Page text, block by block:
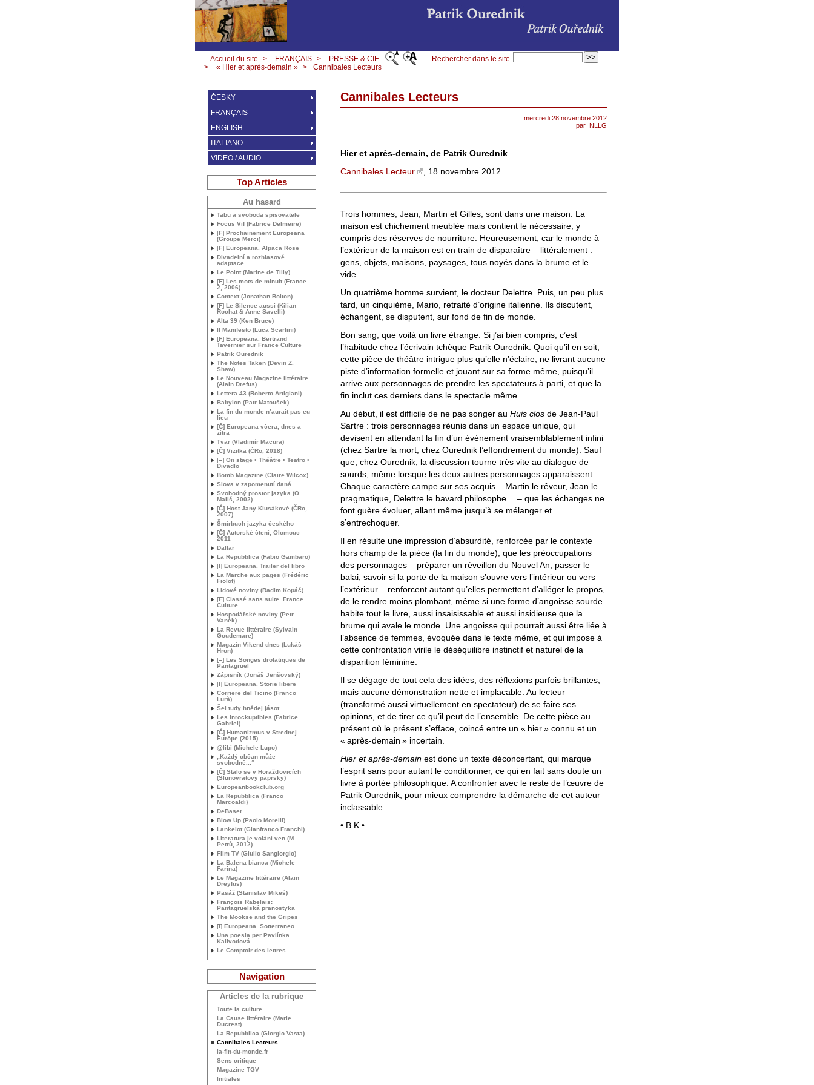
Rechercher dans le site
Accueil du site > FRANÇAIS >
PRESSE & CIE
>
« Hier et après-demain » > Cannibales Lecteurs
Cannibales Lecteurs
mercredi 28 novembre 2012
par NLLG
Hier et après-demain, de Patrik Ourednik
Cannibales Lecteur
, 18 novembre 2012
Trois hommes, Jean, Martin et Gilles, sont dans une maison. La
maison est chichement meublée mais contient le nécessaire, y
compris des réserves de nourriture. Heureusement, car le monde à
l’extérieur de la maison est en train de disparaître – littéralement :
gens, objets, maisons, paysages, tous noyés dans la brume et le
vide.
Un quatrième homme survient, le docteur Delettre. Puis, un peu plus
tard, un cinquième, Mario, retraité d’origine italienne. Ils discutent,
échangent, se disputent, sur fond de fin de monde.
Bon sang, que voilà un livre étrange. Si j’ai bien compris, c’est
l’habitude chez l’écrivain tchèque Patrik Ourednik. Quoi qu’il en soit,
cette pièce de théâtre intrigue plus qu’elle n’éclaire, ne livrant aucune
piste d’information formelle et jouant sur sa forme même, puisqu’il
arrive aux personnages de prendre les spectateurs à parti, et que la
fin inclut ces derniers dans le spectacle même.
Au début, il est difficile de ne pas songer au Huis clos de Jean-Paul
Sartre : trois personnages réunis dans un espace unique, qui
devisent en attendant la fin d’un événement vraisemblablement infini
(chez Sartre la mort, chez Ourednik l’effondrement du monde). Sauf
que, chez Ourednik, la discussion tourne très vite au dialogue de
sourds, même lorsque les deux autres personnages apparaissent.
Chaque caractère campe sur ses acquis – Martin le rêveur, Jean le
pragmatique, Delettre le bavard philosophe… – que les échanges ne
font guère évoluer, allant même jusqu’à se mélanger et
s’entrechoquer.
Il en résulte une impression d’absurdité, renforcée par le contexte
hors champ de la pièce (la fin du monde), que les préoccupations
des personnages – préparer un réveillon du Nouvel An, passer le
balai, savoir si la porte de la maison s’ouvre vers l’intérieur ou vers
l’extérieur – renforcent autant qu’elles permettent d’alléger le propos,
de le rendre moins plombant, même si une forme d’angoisse sourde
habite tout le livre, aussi insaisissable et aussi insidieuse que la
brume qui avale le monde. Une angoisse qui pourrait aussi être liée à
l’absence de femmes, évoquée dans le texte même, et qui impose à
cette confrontation virile le déséquilibre instinctif et naturel de la
disparition féminine.
Il se dégage de tout cela des idées, des réflexions parfois brillantes,
mais aucune démonstration nette et implacable. Au lecteur
(transformé aussi virtuellement en spectateur) de se faire ses
opinions, et de tirer ce qu’il peut de l’ensemble. De cette pièce au
présent où le présent s’efface, coincé entre un « hier» connu et un
« après-demain » incertain.
Hier et après-demain est donc un texte déconcertant, qui marque
l’esprit sans pour autant le conditionner, ce qui en fait sans doute un
livre à portée philosophique. A confronter avec le reste de l’œuvre de
Patrik Ourednik, pour mieux comprendre la démarche de cet auteur
inclassable.
• B.K.•
ČESKY
FRANÇAIS
ENGLISH
ITALIANO
VIDEO / AUDIO
Top Articles
Au hasard
Tabu a svoboda spisovatele
Focus Vif (Fabrice Delmeire)
[F] Prochainement Europeana
(Groupe Merci)
[F] Europeana. Alpaca Rose
Divadelní a rozhlasové
adaptace
Le Point (Marine de Tilly)
[F] Les mots de minuit (France
2, 2006)
Context (Jonathan Bolton)
[F] Le Silence aussi (Kilian
Rochat & Anne Savelli)
Alta 39 (Ken Bruce)
Il Manifesto (Luca Scarlini)
[F] Europeana. Bertrand
Tavernier sur France Culture
Patrik Ourednik
The Notes Taken (Devin Z.
Shaw)
Le Nouveau Magazine littéraire
(Alain Drefus)
Lettera 43 (Roberto Artigiani)
Babylon (Patr Matoušek)
La fin du monde n’aurait pas eu
lieu
[Č] Europeana včera, dnes a
zítra
Tvar (Vladimír Macura)
[Č] Vizitka (ČRo, 2018)
[–] On stage • Théâtre • Teatro •
Divadlo
Bomb Magazine (Claire Wilcox)
Slova v zapomenutí daná
Svobodný prostor jazyka (O.
Mališ, 2002)
[Č] Host Jany Klusákové (ČRo,
2007)
Šmírbuch jazyka českého
[Č] Autorské čtení, Olomouc
2011
Dalfar
La Repubblica (Fabio Gambaro)
[I] Europeana. Trailer del libro
La Marche aux pages (Frédéric
Fiolof)
Lidové noviny (Radim Kopáč)
[F] Classé sans suite. France
Culture
Hospodářské noviny (Petr
Vaněk)
La Revue littéraire (Sylvain
Goudemare)
Magazín Víkend dnes (Lukáš
Hron)
[–] Les Songes drolatiques de
Pantagruel
Zápisník (Jonáš Jenšovský)
[I] Europeana. Storie libere
Corriere del Ticino (Franco
Lurà)
Šel tudy hnědej jásot
Les Inrockuptibles (Fabrice
Gabriel)
[Č] Humanizmus v Strednej
Európe (2015)
@libi (Michele Lupo)
„Každý občan může
svobodně...“
[Č] Stalo se v Horažďovicích
(Slunovratovy paprsky)
Europeanbookclub.org
La Repubblica (Franco
Marcoaldi)
DeBaser
Blow Up (Paolo Morelli)
Lankelot (Gianfranco Franchi)
Literatura je volání ven (M.
Petrů, 2012)
Film TV (Giulio Sangiorgio)
La Balena bianca (Michele
Farina)
Le Magazine littéraire (Alain
Dreyfus)
Pasáž (Stanislav Mikeš)
François Rabelais:
Pantagruelská pranostyka
The Mookse and the Gripes
[I] Europeana. Sotterraneo
Una poesia per Pavlínka
Kalivodová
Le Comptoir des lettres
Navigation
Articles de la rubrique
Toute la culture
La Cause littéraire (Marie
Ducrest)
La Repubblica (Giorgio Vasta)
Cannibales Lecteurs
la-fin-du-monde.fr
Sens critique
Magazine TGV
Initiales